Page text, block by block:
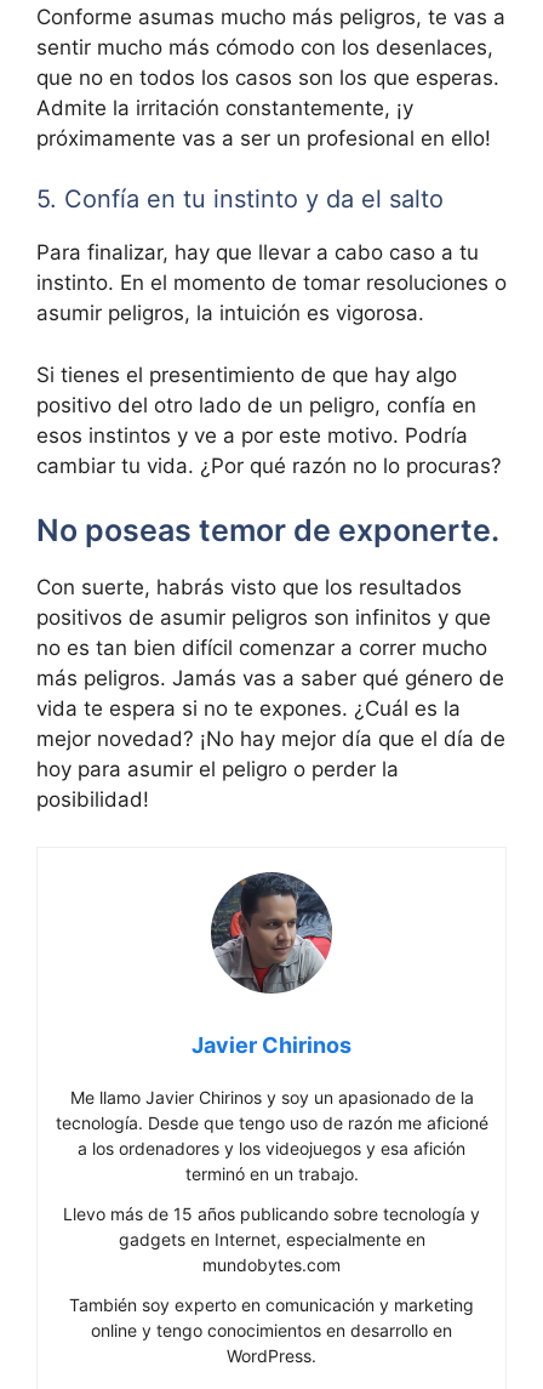
Conforme asumas mucho más peligros, te vas a
sentir mucho más cómodo con los desenlaces,
que no en todos los casos son los que esperas.
Admite la irritación constantemente, ¡y
próximamente vas a ser un profesional en ello!
5. Confía en tu instinto y da el salto
Para finalizar, hay que llevar a cabo caso a tu
instinto. En el momento de tomar resoluciones o
asumir peligros, la intuición es vigorosa.
Si tienes el presentimiento de que hay algo
positivo del otro lado de un peligro, confía en
esos instintos y ve a por este motivo. Podría
cambiar tu vida. ¿Por qué razón no lo procuras?
No poseas temor de exponerte.
Con suerte, habrás visto que los resultados
positivos de asumir peligros son infinitos y que
no es tan bien difícil comenzar a correr mucho
más peligros. Jamás vas a saber qué género de
vida te espera si no te expones. ¿Cuál es la
mejor novedad? ¡No hay mejor día que el día de
hoy para asumir el peligro o perder la
posibilidad!
Javier Chirinos
Me llamo Javier Chirinos y soy un apasionado de la
tecnología. Desde que tengo uso de razón me aficioné
a los ordenadores y los videojuegos y esa afición
terminó en un trabajo.
Llevo más de 15 años publicando sobre tecnología y
gadgets en Internet, especialmente en
mundobytes.com
También soy experto en comunicación y marketing
online y tengo conocimientos en desarrollo en
WordPress.